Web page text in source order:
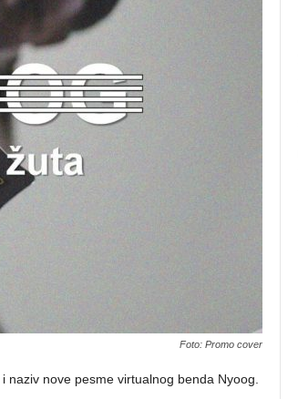
Foto: Promo cover
nove pesme virtualnog benda Nyoog.